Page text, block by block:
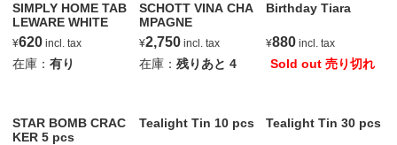
SIMPLY HOME TAB
LEWARE WHITE
¥620 incl. tax
在庫：有り
SCHOTT VINA CHA
MPAGNE
¥2,750incl. tax
在庫： 残りあと 4
Birthday Tiara
¥880incl. tax
Sold out 売り切れ
STAR BOMB CRAC
KER 5 pcs
Tealight Tin 10 pcs Tealight Tin 30 pcs